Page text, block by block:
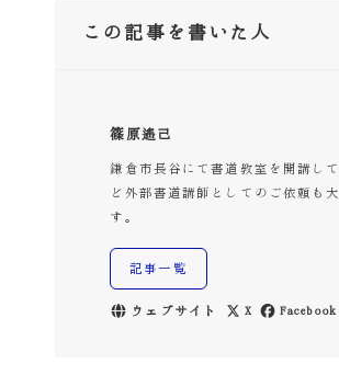
この記事を書いた人
篠原遙己
鎌倉市長谷にて書道教室を開講し
ど外部書道講師としてのご依頼も
す。
記事一覧
ウェブサイト X Facebook